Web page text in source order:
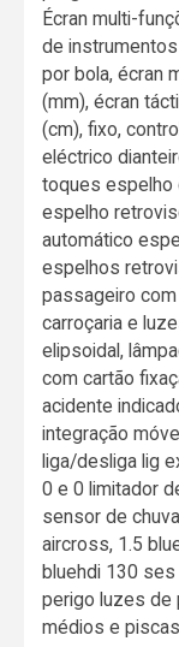
Écran multi-
de
por bola, écran
(mm), écran
(cm), fixo,
eléctrico
toques espelho
espelho
automático
espelhos
passageiro
carroçaria e
elipsoidal,
com cartão
acidente
integração
liga/desliga lig
0 e 0 limitador
sensor de
aircross, 1.5
bluehdi 130
perigo luzes de
médios e